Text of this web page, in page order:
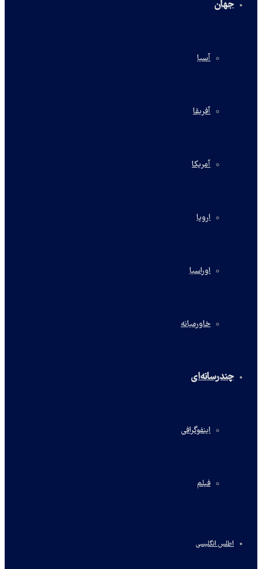
جهان
آسیا
آفریقا
آمریکا
اروپا
اوراسیا
خاورمیانه
چندرسانه‌ای
اینفوگرافی
فیلم
اطلس انگلیسی